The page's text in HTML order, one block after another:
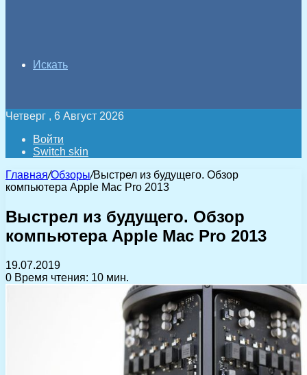
Искать
Четверг , 6 Август 2026
Войти
Switch skin
Главная/Обзоры/Выстрел из будущего. Обзор
компьютера Apple Mac Pro 2013
Выстрел из будущего. Обзор
компьютера Apple Mac Pro 2013
19.07.2019
0 Время чтения: 10 мин.